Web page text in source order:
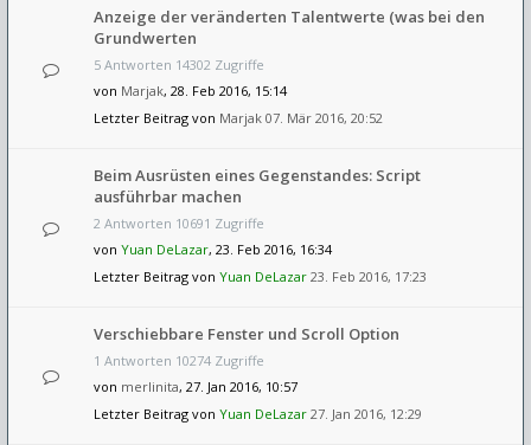
Anzeige der veränderten Talentwerte (was bei den
Grundwerten
5 Antworten 14302 Zugriffe
von Marjak, 28. Feb 2016, 15:14
Letzter Beitrag von Marjak 07. Mär 2016, 20:52
Beim Ausrüsten eines Gegenstandes: Script
ausführbar machen
2 Antworten 10691 Zugriffe
von Yuan DeLazar, 23. Feb 2016, 16:34
Letzter Beitrag von Yuan DeLazar 23. Feb 2016, 17:23
Verschiebbare Fenster und Scroll Option
1 Antworten 10274 Zugriffe
von merlinita, 27. Jan 2016, 10:57
Letzter Beitrag von Yuan DeLazar 27. Jan 2016, 12:29